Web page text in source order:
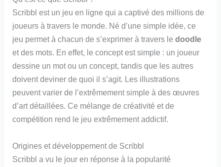
Scribbl est un jeu en ligne qui a captivé des millions de
joueurs à travers le monde. Né d’une simple idée, ce
jeu permet à chacun de s’exprimer à travers ledoodle
et des mots. En effet, le concept est simple : un joueur
dessine un mot ou un concept, tandis que les autres
doivent deviner de quoi il s’agit. Les illustrations
peuvent varier de l’extrêmement simple à des œuvres
d’art détaillées. Ce mélange de créativité et de
compétition rend le jeu extrêmement addictif.
Origines et développement de Scribbl
Scribbl a vu le jour en réponse à la popularité